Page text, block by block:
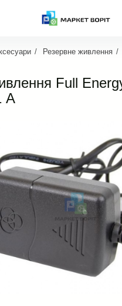
Резервне живлення
Full
А